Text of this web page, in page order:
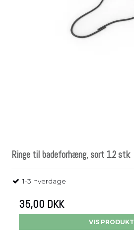
Ringe til badeforhæng, sort 12 stk
1-3 hverdage
35,00 DKK
VIS PRODUKT